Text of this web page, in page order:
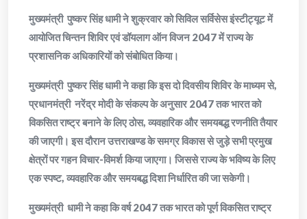
मुख्यमंत्री पुष्कर सिंह धामी ने शुक्रवार को सिविल सर्विसेस इंस्टीट्यूट में
आयोजित चिन्तन शिविर एवं डॉयलाग ऑन विजन 2047 में राज्य के
प्रशासनिक अधिकारियों को संबोधित किया।
मुख्यमंत्री पुष्कर सिंह धामी ने कहा कि इस दो दिवसीय शिविर के माध्यम से,
प्रधानमंत्री नरेंद्र मोदी के संकल्प के अनुसार 2047 तक भारत को
विकसित राष्ट्र बनाने के लिए ठोस, व्यवहारिक और समयबद्ध रणनीति तैयार
की जाएगी। इस दौरान उत्तराखण्ड के समग्र विकास से जुड़े सभी प्रमुख
क्षेत्रों पर गहन विचार-विमर्श किया जाएगा। जिससे राज्य के भविष्य के लिए
एक स्पष्ट, व्यवहारिक और समयबद्ध दिशा निर्धारित की जा सकेगी।
मुख्यमंत्री धामी ने कहा कि वर्ष 2047 तक भारत को पूर्ण विकसित राष्ट्र